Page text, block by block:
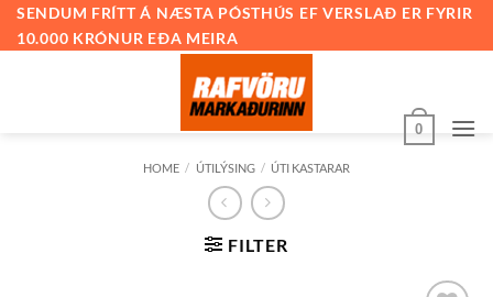
SkipSENDUM FRÍTT Á NÆSTA PÓSTHÚS EF VERSLAÐ ER FYRIR
10.000 KRÓNUR EÐA MEIRA
0
HOME / ÚTILÝSING / ÚTI KASTARAR
FILTER